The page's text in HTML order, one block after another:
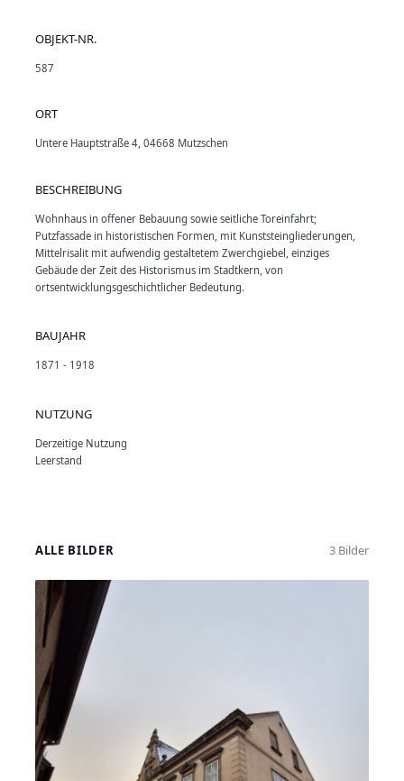
OBJEKT-NR.
587
ORT
Untere Hauptstraße 4, 04668 Mutzschen
BESCHREIBUNG
Wohnhaus in offener Bebauung sowie seitliche Toreinfahrt;
Putzfassade in historistischen Formen, mit Kunststeingliederungen,
Mittelrisalit mit aufwendig gestaltetem Zwerchgiebel, einziges
Gebäude der Zeit des Historismus im Stadtkern, von
ortsentwicklungsgeschichtlicher Bedeutung.
BAUJAHR
1871 - 1918
NUTZUNG
Derzeitige Nutzung
Leerstand
ALLE BILDER 3 Bilder